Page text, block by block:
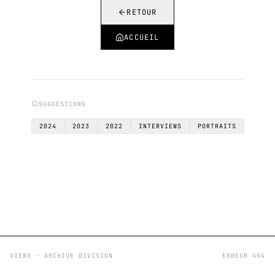
RETOUR
ACCUEIL
SUGGESTIONS
2024 2023 2022 INTERVIEWS PORTRAITS
VIEWS - ARCHIVE DIVISION ERREUR 404